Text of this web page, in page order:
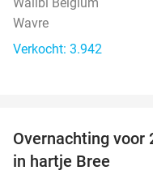
Wavre
Verkocht: 3.942
TODAY
Overnachting voor
in hartje Bree